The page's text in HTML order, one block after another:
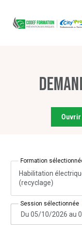
Formation
Habilitation
(recyclage)
Session sélectionnée